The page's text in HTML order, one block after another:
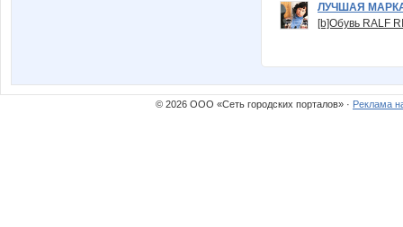
ЛУЧШАЯ
[b]Обувь RALF
© 2026 ООО «Сеть городских порталов» · Реклама